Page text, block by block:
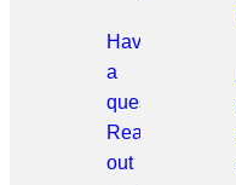
Have
a
question?
Reach
out